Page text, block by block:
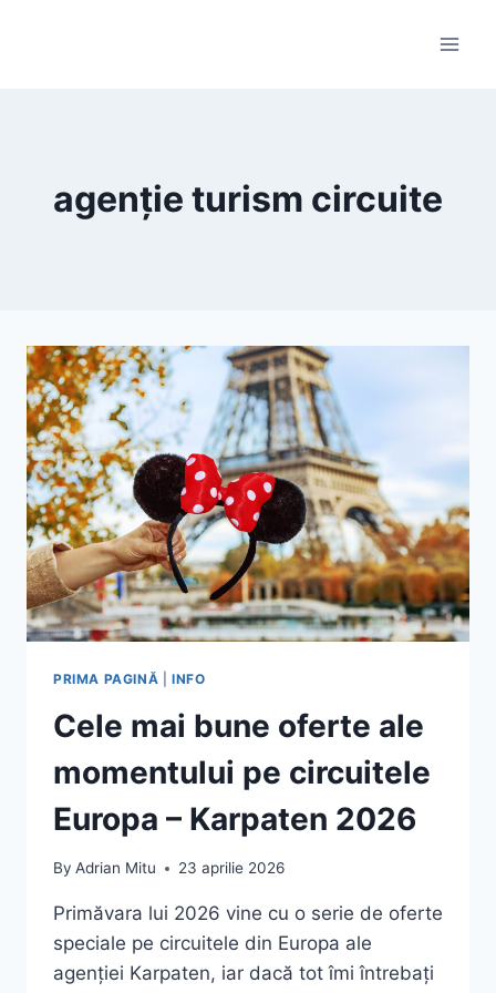
agenție turism circuite
PRIMA PAGINĂ INFO
Cele mai bune oferte ale
momentului pe circuitele
Europa – Karpaten 2026
By Adrian Mitu 23 aprilie 2026
Primăvara lui 2026 vine cu o serie de oferte
speciale pe circuitele din Europa ale
agenției Karpaten, iar dacă tot îmi întrebați